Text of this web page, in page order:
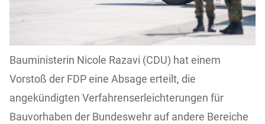
Bauministerin Nicole Razavi (CDU) hat einem
Vorstoß der FDP eine Absage erteilt, die
angekündigten Verfahrenserleichterungen für
Bauvorhaben der Bundeswehr auf andere Bereiche